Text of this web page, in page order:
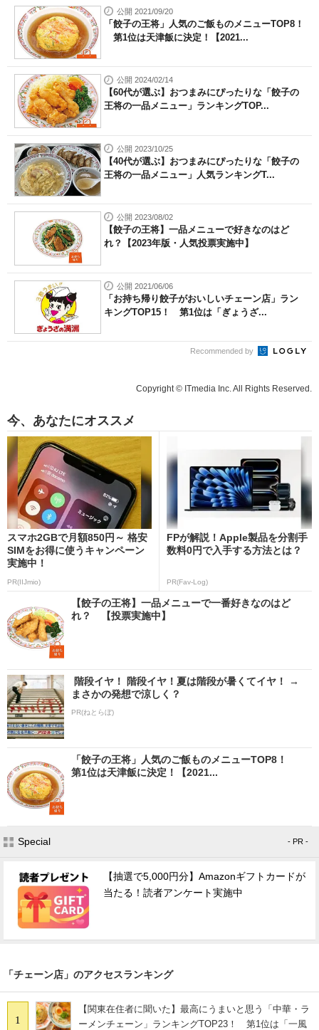
公開 2021/09/20
「餃子の王将」人気のご飯ものメニューTOP8！
第1位は天津飯に決定！【2021...
公開 2024/02/14
【60代が選ぶ】おつまみにぴったりな「餃子の
王将の一品メニュー」ランキングTOP...
公開 2023/10/25
【40代が選ぶ】おつまみにぴったりな「餃子の
王将の一品メニュー」人気ランキングT...
公開 2023/08/02
【餃子の王将】一品メニューで好きなのはど
れ？【2023年版・人気投票実施中】
公開 2021/06/06
「お持ち帰り餃子がおいしいチェーン店」ラン
キングTOP15！ 第1位は「ぎょうざ...
Recommended by
Copyright © ITmedia Inc. All Rights Reserved.
今、あなたにオススメ
スマホ2GBで月額850円～ 格安
SIMをお得に使うキャンペーン
実施中！
PR(IIJmio)
FPが解説！Apple製品を分割手
数料0円で入手する方法とは？
PR(Fav-Log)
【餃子の王将】一品メニューで一番好きなのはど
れ？ 【投票実施中】
階段イヤ！ 階段イヤ！夏は階段が暑くてイヤ！ →
まさかの発想で涼しく？
PR(ねとらぼ)
「餃子の王将」人気のご飯ものメニューTOP8！
第1位は天津飯に決定！【2021...
Special - PR -
【抽選で5,000円分】Amazonギフトカードが
当たる！読者アンケート実施中
「チェーン店」のアクセスランキング
1
【関東在住者に聞いた】最高にうまいと思う「中華・ラ
ーメンチェーン」ランキングTOP23！ 第1位は「一風